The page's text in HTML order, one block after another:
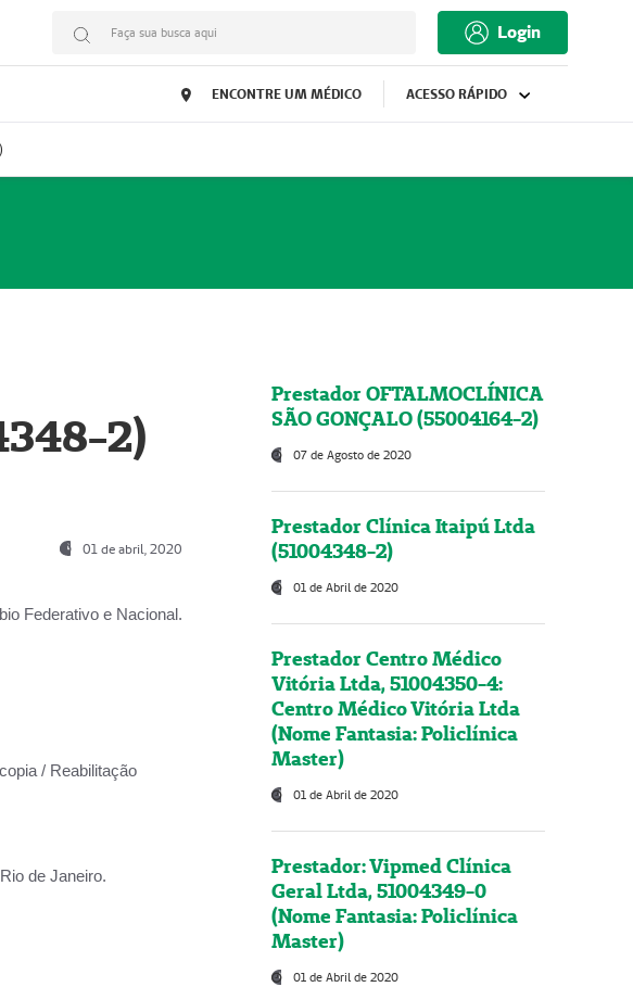
Faça sua busca aqui Login
ENCONTRE UM MÉDICO ACESSO RÁPIDO
2)
01 de abril, 2020
Federativo e Nacional.
/ Reabilitação
de Janeiro.
Prestador OFTALMOCLÍNICA
SÃO GONÇALO (55004164-2)
07 de Agosto de 2020
Prestador Clínica Itaipú Ltda
(51004348-2)
01 de Abril de 2020
Prestador Centro Médico
Vitória Ltda, 51004350-4:
Centro Médico Vitória Ltda
(Nome Fantasia: Policlínica
Master)
01 de Abril de 2020
Prestador: Vipmed Clínica
Geral Ltda, 51004349-0
(Nome Fantasia: Policlínica
Master)
01 de Abril de 2020